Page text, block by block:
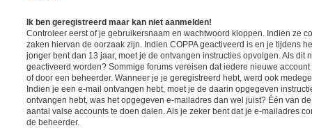
Ik ben geregistreerd maar kan niet aanmelden!
Controleer eerst of je gebruikersnaam en wachtwoord kloppen. Indien ze
zaken hiervan de oorzaak zijn. Indien COPPA geactiveerd is en je tijdens
jonger bent dan 13 jaar, moet je de ontvangen instructies opvolgen. Als dit
geactiveerd worden? Sommige forums vereisen dat iedere nieuwe
of door een beheerder. Wanneer je je geregistreerd hebt, werd ook
Indien je een e-mail ontvangen hebt, moet je de daarin opgegeven
ontvangen hebt, was het opgegeven e-mailadres dan wel juist? Één van
aantal valse accounts te doen dalen. Als je zeker bent dat je e-mailadres
de beheerder.